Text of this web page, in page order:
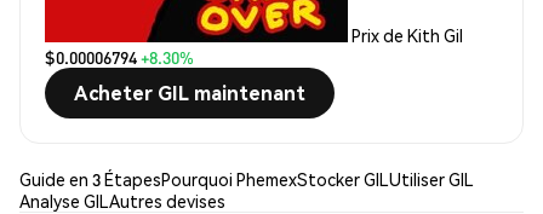
Prix de Kith Gil
$0.00006794+8.30%
Acheter GIL maintenant
Guide en 3 ÉtapesPourquoi PhemexStocker GILUtiliser GIL
Analyse GILAutres devises